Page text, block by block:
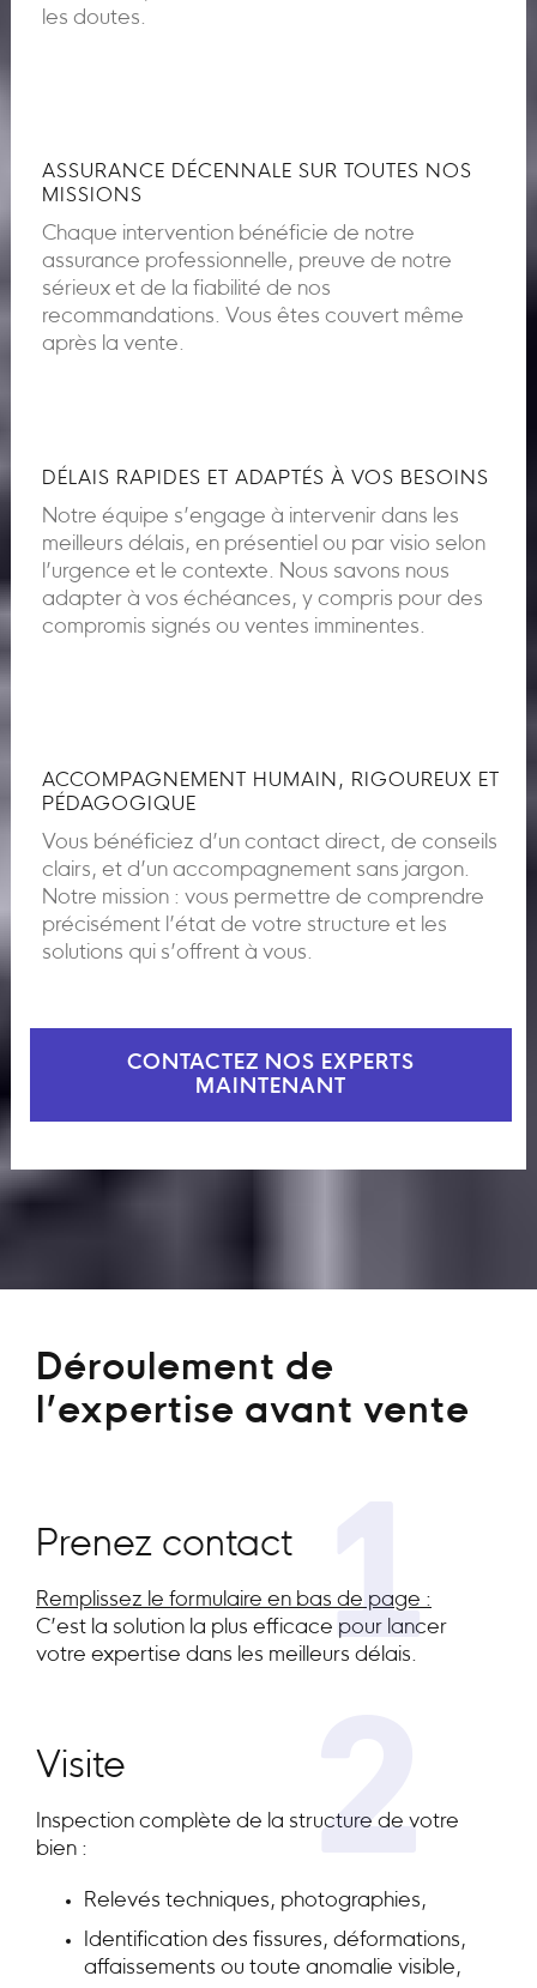
les doutes.
ASSURANCE DÉCENNALE SUR TOUTES NOS
MISSIONS
Chaque intervention bénéficie de notre
assurance professionnelle, preuve de notre
sérieux et de la fiabilité de nos
recommandations. Vous êtes couvert même
après la vente.
DÉLAIS RAPIDES ET ADAPTÉS À VOS BESOINS
Notre équipe s’engage à intervenir dans les
meilleurs délais, en présentiel ou par visio selon
l’urgence et le contexte. Nous savons nous
adapter à vos échéances, y compris pour des
compromis signés ou ventes imminentes.
ACCOMPAGNEMENT HUMAIN, RIGOUREUX ET
PÉDAGOGIQUE
Vous bénéficiez d’un contact direct, de conseils
clairs, et d’un accompagnement sans jargon.
Notre mission : vous permettre de comprendre
précisément l’état de votre structure et les
solutions qui s’offrent à vous.
CONTACTEZ NOS EXPERTS
MAINTENANT
Déroulement de
l’expertise avant vente
1
Prenez contact
Remplissez le formulaire en bas de page :
C’est la solution la plus efficace pour lancer
votre expertise dans les meilleurs délais.
2
Visite
Inspection complète de la structure de votre
bien :
Relevés techniques, photographies,
Identification des fissures, déformations,
affaissements ou toute anomalie visible,